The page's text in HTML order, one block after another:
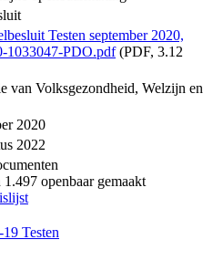
Testen september 2020,
1033047-PDO.pdf(PDF, 3.12
van Volksgezondheid, Welzijn en
2020
2022
1.497 openbaar gemaakt
Testen